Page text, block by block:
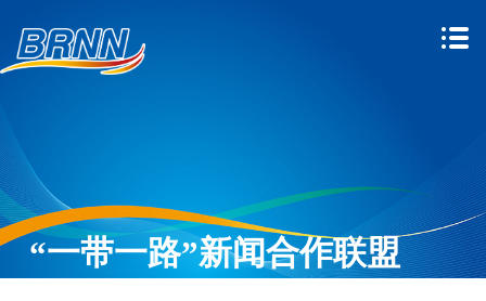
“一带一路”新闻合作联盟